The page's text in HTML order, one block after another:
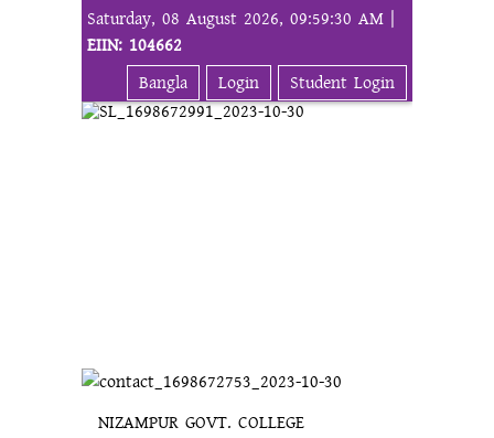
Saturday, 08 August 2026, 09:59:30 AM |
EIIN: 104662
Bangla
Login Student Login
NIZAMPUR GOVT. COLLEGE